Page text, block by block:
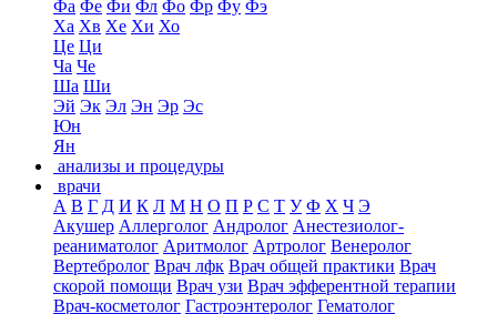
Фа Фе Фи Фл Фо Фр Фу Фэ
Ха Хв Хе Хи Хо
Це Ци
Ча Че
Ша Ши
Эй Эк Эл Эн Эр Эс
Юн
Ян
анализы и процедуры
врачи
А В Г Д И К Л М Н О П Р С Т У Ф Х Ч Э
Акушер Аллерголог Андролог Анестезиолог-
реаниматолог Аритмолог Артролог Венеролог
Вертебролог Врач лфк Врач общей практики Врач
скорой помощи Врач узи Врач эфферентной терапии
Врач-косметолог Гастроэнтеролог Гематолог